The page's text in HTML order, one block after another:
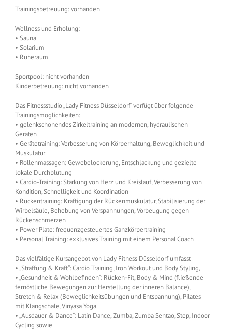
Trainingsbetreuung: vorhanden
Wellness und Erholung:
• Sauna
• Solarium
• Ruheraum
Sportpool: nicht vorhanden
Kinderbetreuung: nicht vorhanden
Das Fitnessstudio „Lady Fitness Düsseldorf“ verfügt über folgende
Trainingsmöglichkeiten:
• gelenkschonendes Zirkeltraining an modernen, hydraulischen
Geräten
• Gerätetraining: Verbesserung von Körperhaltung, Beweglichkeit und
Muskulatur
• Rollenmassagen: Gewebelockerung, Entschlackung und gezielte
lokale Durchblutung
• Cardio-Training: Stärkung von Herz und Kreislauf, Verbesserung von
Kondition, Schnelligkeit und Koordination
• Rückentraining: Kräftigung der Rückenmuskulatur, Stabilisierung der
Wirbelsäule, Behebung von Verspannungen, Vorbeugung gegen
Rückenschmerzen
• Power Plate: frequenzgesteuertes Ganzkörpertraining
• Personal Training: exklusives Training mit einem Personal Coach
Das vielfältige Kursangebot von Lady Fitness Düsseldorf umfasst
• „Straffung & Kraft“: Cardio Training, Iron Workout und Body Styling,
• „Gesundheit & Wohlbefinden“: Rücken-Fit, Body & Mind (fließende
fernöstliche Bewegungen zur Herstellung der inneren Balance),
Stretch & Relax (Beweglichkeitsübungen und Entspannung), Pilates
mit Klangschale, Vinyasa Yoga
• „Ausdauer & Dance“: Latin Dance, Zumba, Zumba Sentao, Step, Indoor
Cycling sowie